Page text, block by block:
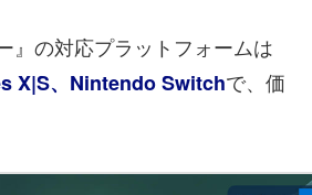
』の対応プラットフォームは
X|S、Nintendo Switchで、価